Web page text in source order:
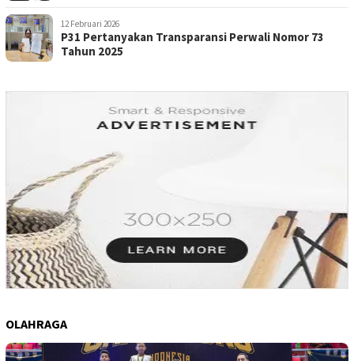
12 Februari 2026
P31 Pertanyakan Transparansi Perwali Nomor 73
Tahun 2025
OLAHRAGA